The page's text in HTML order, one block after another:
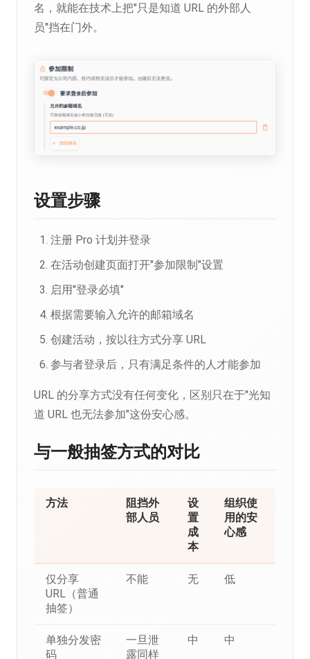
名，就能在技术上把"只是知道 URL 的外部人
员"挡在门外。
设置步骤
注册 Pro 计划并登录
在活动创建页面打开"参加限制"设置
启用"登录必填"
根据需要输入允许的邮箱域名
创建活动，按以往方式分享 URL
参与者登录后，只有满足条件的人才能参加
URL 的分享方式没有任何变化，区别只在于"光知
道 URL 也无法参加"这份安心感。
与一般抽签方式的对比
方法
阻挡外
部人员
设
置
成
本
组织使
用的安
心感
仅分享
URL（普通
抽签）
不能 无 低
单独分发密
码
一旦泄
露同样
中 中